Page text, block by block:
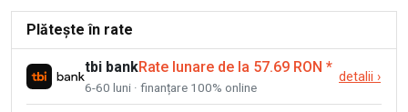
Plătește în rate
tbi bankRate lunare de la 57.69 RON *
6-60 luni · finanțare 100% online
detalii ›